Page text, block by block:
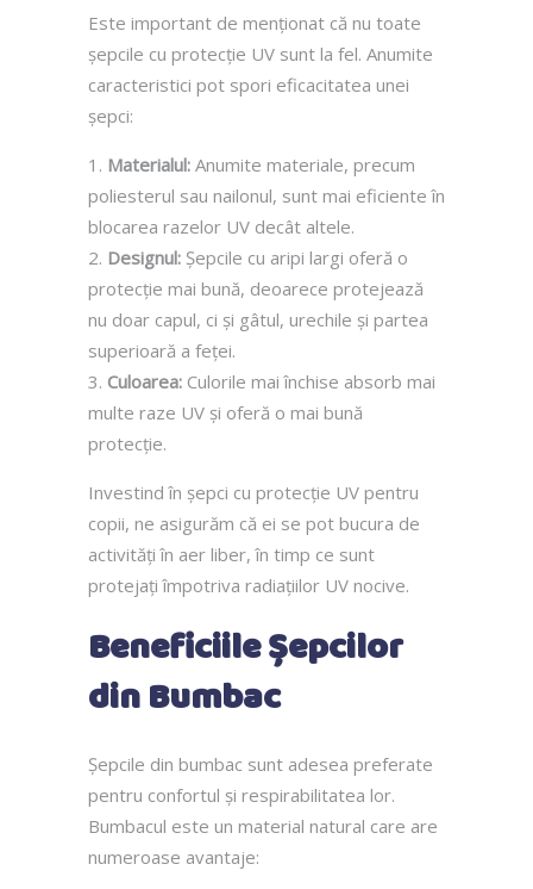
Este important de menționat că nu toate
șepcile cu protecție UV sunt la fel. Anumite
caracteristici pot spori eficacitatea unei
șepci:
Materialul: Anumite materiale, precum
poliesterul sau nailonul, sunt mai eficiente în
blocarea razelor UV decât altele.
Designul: Șepcile cu aripi largi oferă o
protecție mai bună, deoarece protejează
nu doar capul, ci și gâtul, urechile și partea
superioară a feței.
Culoarea: Culorile mai închise absorb mai
multe raze UV și oferă o mai bună
protecție.
Investind în șepci cu protecție UV pentru
copii, ne asigurăm că ei se pot bucura de
activități în aer liber, în timp ce sunt
protejați împotriva radiațiilor UV nocive.
Beneficiile Șepcilor
din Bumbac
Șepcile din bumbac sunt adesea preferate
pentru confortul și respirabilitatea lor.
Bumbacul este un material natural care are
numeroase avantaje: